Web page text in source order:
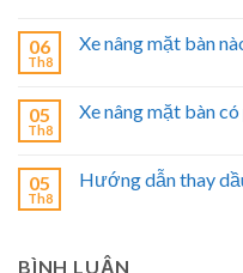
06
Th8
Xe nâng mặt bàn
05
Th8
Xe nâng mặt bàn
05
Th8
Hướng dẫn thay
BÌNH LUẬN